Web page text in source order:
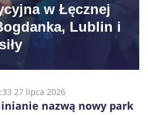
w Łęcznej
Lublin i
27 lipca 2026
nazwą nowy park